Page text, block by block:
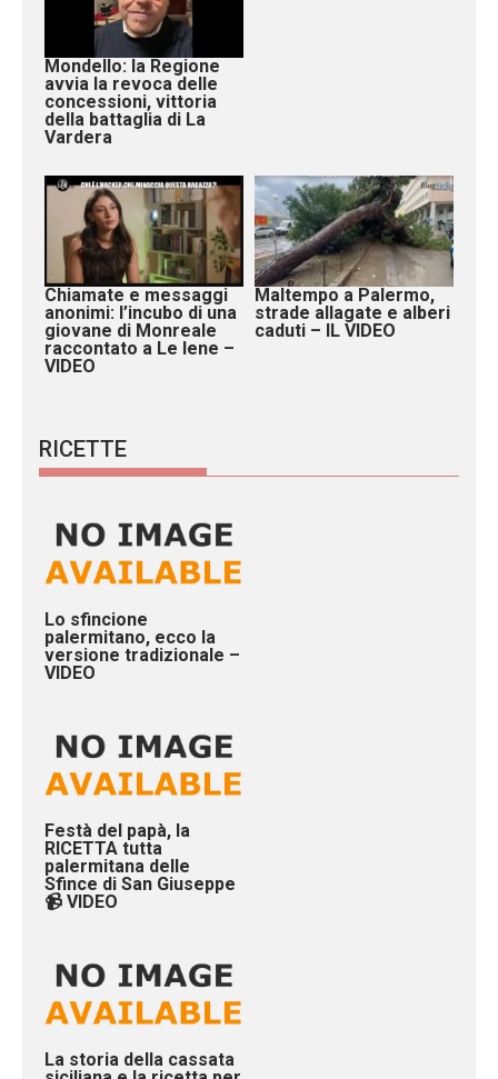
Mondello: la Regione
avvia la revoca delle
concessioni, vittoria
della battaglia di La
Vardera
Chiamate e messaggi
anonimi: l’incubo di una
giovane di Monreale
raccontato a Le Iene –
VIDEO
Maltempo a Palermo,
strade allagate e alberi
caduti – IL VIDEO
RICETTE
Lo sfincione
palermitano, ecco la
versione tradizionale –
VIDEO
Festà del papà, la
RICETTA tutta
palermitana delle
Sfince di San Giuseppe
📹 VIDEO
La storia della cassata